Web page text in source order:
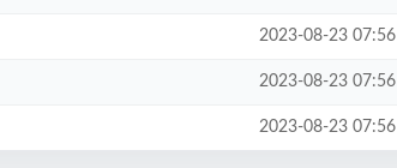
2023-08-23 07:56
2023-08-23 07:56
2023-08-23 07:56